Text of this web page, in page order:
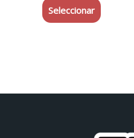
Seleccionar
producto